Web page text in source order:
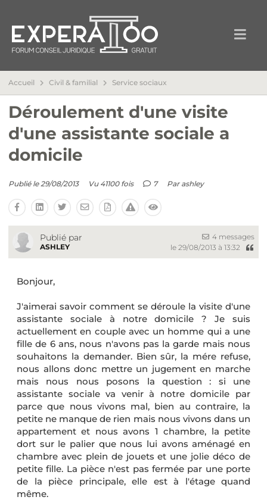
Accueil Civil & familial Service sociaux
Déroulement d'une visite
d'une assistante sociale a
domicile
Publié le 29/08/2013 Vu 41100 fois 7 Par ashley
Publié par
ASHLEY
4 messages
le 29/08/2013 à 13:32
Bonjour,
J'aimerai savoir comment se déroule la visite d'une
assistante sociale à notre domicile ? Je suis
actuellement en couple avec un homme qui a une
fille de 6 ans, nous n'avons pas la garde mais nous
souhaitons la demander. Bien sûr, la mére refuse,
nous allons donc mettre un jugement en marche
mais nous nous posons la question : si une
assistante sociale va venir à notre domicile par
parce que nous vivons mal, bien au contraire, la
petite ne manque de rien mais nous vivons dans un
appartement et nous avons 1 chambre, la petite
dort sur le palier que nous lui avons aménagé en
chambre avec plein de jouets et une jolie déco de
petite fille. La pièce n'est pas fermée par une porte
de la pièce principale, elle est à l'étage quand
même.